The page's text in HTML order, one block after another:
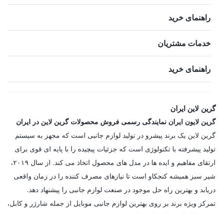
راهنمای خرید
خدمات مشتریان
راهنمای خرید
گرین لاین ایران
گرین لایون ایران نمایندگی رسمی فروش محصولات گرین لاین در ایران
گرین لاین یک برند پیشرو در تولید لوازم جانبی است که مجهز به سیستم
تولید پیشرفته با تکنولوژی است که جزئیات پیچیده را با پایه ای قوی برای
ارتقای مفاهیم و ایده ها در مدل های محصول اتخاذ می کند. از سال ۲۰۱۹،
شیر سبز همیشه کنجکاو است تا نیازهای مصرف کننده را در زمان واقعی
دریابد و بهترین راه حل موجود در صنعت لوازم جانبی را پیشنهاد دهد.
تمرکز ویژه برند بر روی بهترین لوازم جانبی موبایل از جمله شارژر و کابل،